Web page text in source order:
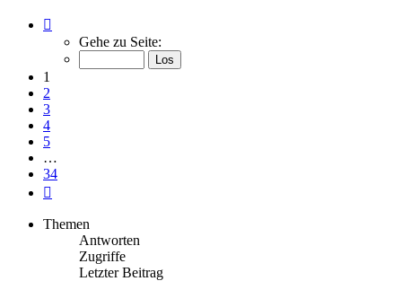
von
Gehe zu Seite:
1
2
3
4
5
…
34
Themen
Antworten
Zugriffe
Letzter Beitrag